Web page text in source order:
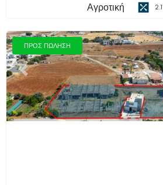
Αγροτική
ΠΡΟΣ ΠΩΛΗΣΗ
Προηγούμενο